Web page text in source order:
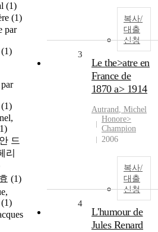
(1)
(1)
par
(1)
(1)
드
리
(1)
(1)
복사/
대출
신청
3
Le the>atre en
France de
1870 a> 1914
Autrand, Michel
Honore>
Champion
2006
복사/
대출
신청
4
L'humour de
Jules Renard